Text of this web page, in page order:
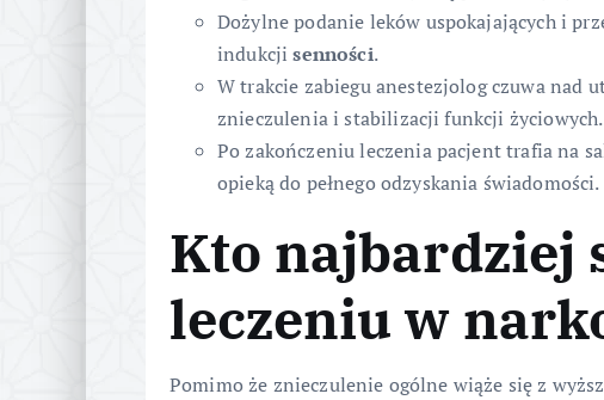
Dożylne podanie leków uspokajających i
indukcjisenności.
W trakcie zabiegu anestezjolog czuwa nad
znieczulenia i stabilizacji funkcji życiowych.
Po zakończeniu leczenia pacjent trafia na
opieką do pełnego odzyskania świadomości.
Kto najbardziej
leczeniu w
Pomimo że znieczulenie ogólne wiąże się z